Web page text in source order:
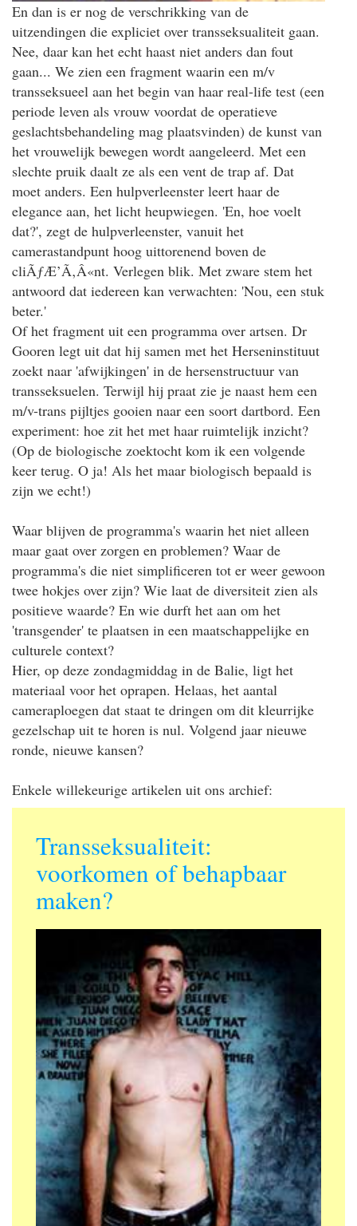
En dan is er nog de verschrikking van de
uitzendingen die expliciet over transseksualiteit gaan.
Nee, daar kan het echt haast niet anders dan fout
gaan... We zien een fragment waarin een m/v
transseksueel aan het begin van haar real-life test (een
periode leven als vrouw voordat de operatieve
geslachtsbehandeling mag plaatsvinden) de kunst van
het vrouwelijk bewegen wordt aangeleerd. Met een
slechte pruik daalt ze als een vent de trap af. Dat
moet anders. Een hulpverleenster leert haar de
elegance aan, het licht heupwiegen. 'En, hoe voelt
dat?', zegt de hulpverleenster, vanuit het
camerastandpunt hoog uittorenend boven de
cliÃƒÆ’Ã‚Â«nt. Verlegen blik. Met zware stem het
antwoord dat iedereen kan verwachten: 'Nou, een stuk
beter.'
Of het fragment uit een programma over artsen. Dr
Gooren legt uit dat hij samen met het Herseninstituut
zoekt naar 'afwijkingen' in de hersenstructuur van
transseksuelen. Terwijl hij praat zie je naast hem een
m/v-trans pijltjes gooien naar een soort dartbord. Een
experiment: hoe zit het met haar ruimtelijk inzicht?
(Op de biologische zoektocht kom ik een volgende
keer terug. O ja! Als het maar biologisch bepaald is
zijn we echt!)
Waar blijven de programma's waarin het niet alleen
maar gaat over zorgen en problemen? Waar de
programma's die niet simplificeren tot er weer gewoon
twee hokjes over zijn? Wie laat de diversiteit zien als
positieve waarde? En wie durft het aan om het
'transgender' te plaatsen in een maatschappelijke en
culturele context?
Hier, op deze zondagmiddag in de Balie, ligt het
materiaal voor het oprapen. Helaas, het aantal
cameraploegen dat staat te dringen om dit kleurrijke
gezelschap uit te horen is nul. Volgend jaar nieuwe
ronde, nieuwe kansen?
Enkele willekeurige artikelen uit ons archief:
Transseksualiteit:
voorkomen of behapbaar
maken?